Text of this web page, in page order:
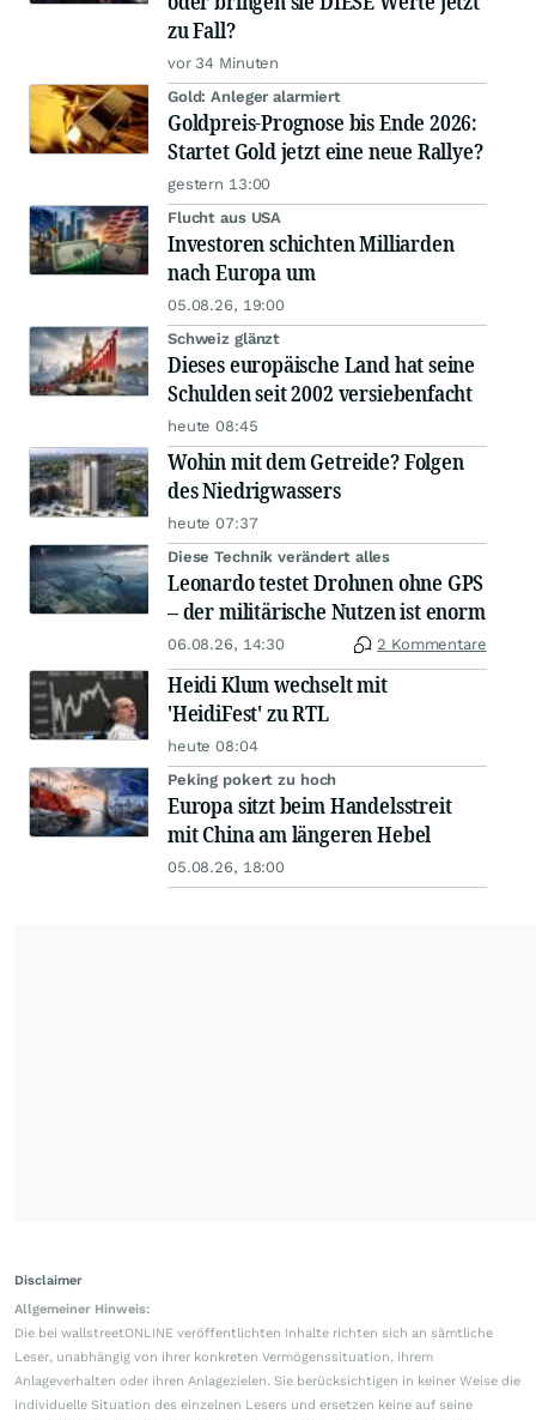
zu Fall?
vor 34 Minuten
Gold: Anleger alarmiert
Goldpreis-Prognose bis Ende 2026:
Startet Gold jetzt eine neue Rallye?
gestern 13:00
Flucht aus USA
Investoren schichten Milliarden
nach Europa um
05.08.26, 19:00
Schweiz glänzt
Dieses europäische Land hat seine
Schulden seit 2002 versiebenfacht
heute 08:45
Wohin mit dem Getreide? Folgen
des Niedrigwassers
heute 07:37
Diese Technik verändert alles
Leonardo testet Drohnen ohne GPS
– der militärische Nutzen ist enorm
06.08.26, 14:30 2 Kommentare
Heidi Klum wechselt mit
'HeidiFest' zu RTL
heute 08:04
Peking pokert zu hoch
Europa sitzt beim Handelsstreit
mit China am längeren Hebel
05.08.26, 18:00
Disclaimer
Allgemeiner Hinweis:
Die bei wallstreetONLINE veröffentlichten Inhalte richten sich an sämtliche
Leser, unabhängig von ihrer konkreten Vermögenssituation, ihrem
Anlageverhalten oder ihren Anlagezielen. Sie berücksichtigen in keiner Weise die
individuelle Situation des einzelnen Lesers und ersetzen keine auf seine